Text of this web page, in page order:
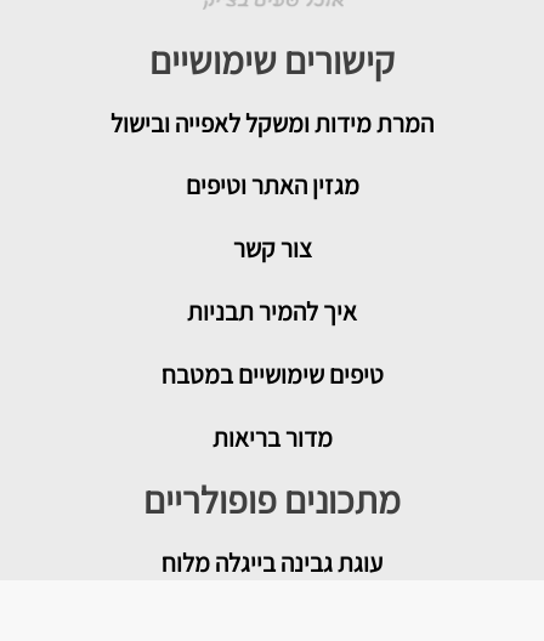
קישורים שימושיים
המרת מידות ומשקל לאפייה ובישול
מגזין האתר וטיפים
צור קשר
איך להמיר תבניות
טיפים שימושיים במטבח
מדור בריאות
מתכונים פופולריים
עוגת גבינה בייגלה מלוח